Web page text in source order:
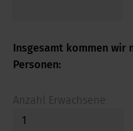
Insgesamt kommen wir
Personen:
Anzahl Erwachsene